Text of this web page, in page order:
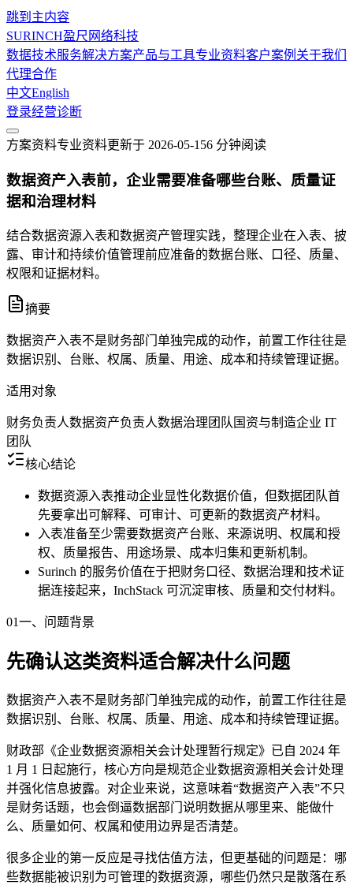
跳到主内容
SURINCH盈尺网络科技
数据技术服务解决方案产品与工具专业资料客户案例 关于我们
代理合作
中文English
登录经营诊断
方案资料专业资料更新于 2026-05-156 分钟阅读
数据资产入表前，企业需要准备哪些台账、质量证
据和治理材料
结合数据资源入表和数据资产管理实践，整理企业在入表、披
露、审计和持续价值管理前应准备的数据台账、口径、质量、
权限和证据材料。
摘要
数据资产入表不是财务部门单独完成的动作，前置工作往往是
数据识别、台账、权属、质量、用途、成本和持续管理证据。
适用对象
财务负责人数据资产负责人数据治理团队 国资与制造企业 IT
团队
核心结论
数据资源入表推动企业显性化数据价值，但数据团队首
先要拿出可解释、可审计、可更新的数据资产材料。
入表准备至少需要数据资产台账、来源说明、权属和授
权、质量报告、用途场景、成本归集和更新机制。
Surinch 的服务价值在于把财务口径、数据治理和技术证
据连接起来，InchStack 可沉淀审核、质量和交付材料。
01一、问题背景
先确认这类资料适合解决什么问题
数据资产入表不是财务部门单独完成的动作，前置工作往往是
数据识别、台账、权属、质量、用途、成本和持续管理证据。
财政部《企业数据资源相关会计处理暂行规定》已自 2024 年
1 月 1 日起施行，核心方向是规范企业数据资源相关会计处理
并强化信息披露。对企业来说，这意味着“数据资产入表”不只
是财务话题，也会倒逼数据部门说明数据从哪里来、能做什
么、质量如何、权属和使用边界是否清楚。
很多企业的第一反应是寻找估值方法，但更基础的问题是：哪
些数据能被识别为可管理的数据资源，哪些仍然只是散落在系